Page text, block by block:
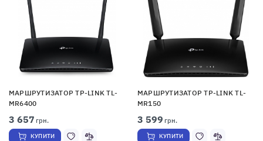
МАРШРУТИЗАТОР TP-LINK TL-
MR6400
3 657 грн.
КУПИТИ
МАРШРУТИЗАТОР TP-LINK TL-
MR150
3 599 грн.
КУПИТИ